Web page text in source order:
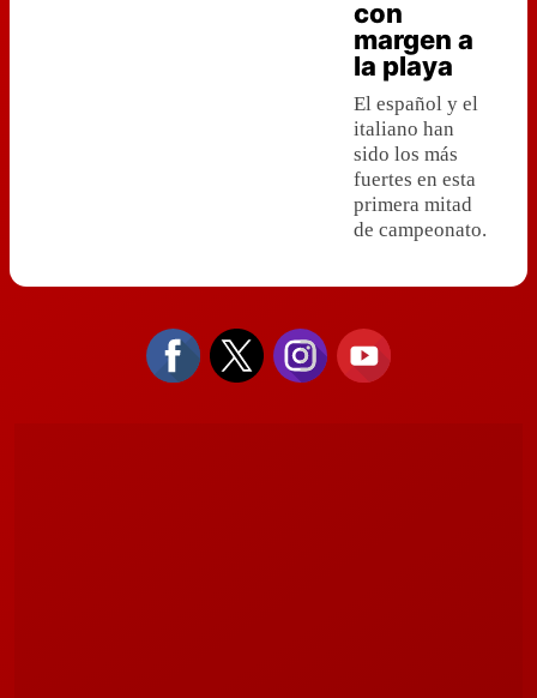
con
margen a
la playa
El español y el
italiano han
sido los más
fuertes en esta
primera mitad
de campeonato.